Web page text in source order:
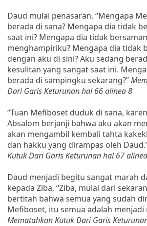
Daud mulai penasaran, “Mengapa
berada di sana? Mengapa dia tidak
saat ini? Mengapa dia tidak
menghampiriku? Mengapa dia tidak
dengan aku di sini? Aku sedang
kesulitan yang sangat saat ini.
berada di sampingku sekarang?”
Dari Garis Keturunan hal 66 alinea 8
“Tuan Mefiboset duduk di sana,
Absalom berjanji bahwa aku akan
akan mengambil kembali tahta
dan hakku yang dirampas oleh
Kutuk Dari Garis Keturunan hal 67
Daud menjadi begitu sangat marah
kepada Ziba, “Ziba, mulai dari
bertitah bahwa semua yang sudah
Mefiboset, itu semua adalah menjadi
Mematahkan Kutuk Dari Garis